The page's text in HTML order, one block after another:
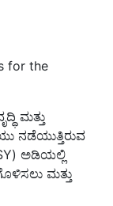
for the
ಮತ್ತು
ನಡೆಯುತ್ತಿರುವ
ಅಡಿಯಲ್ಲಿ
ಮತ್ತು